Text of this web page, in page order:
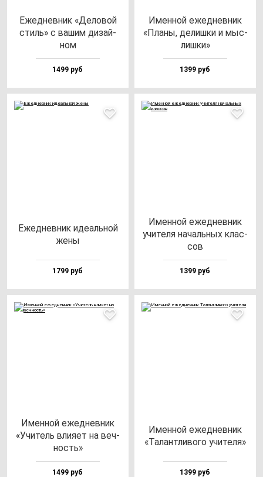
Ежед­нев­ник «Дело­вой
стиль» с ва­шим ди­зай­
ном
1499 руб
Имен­ной ежед­нев­ник
«Пла­ны, де­лиш­ки и мыс­
лиш­ки»
1399 руб
Ежед­нев­ник иде­аль­ной
же­ны
1799 руб
Имен­ной ежед­нев­ник
учи­те­ля на­чаль­ных клас­
сов
1399 руб
Имен­ной ежед­нев­ник
«Учи­тель вли­яет на веч­
ность»
1499 руб
Имен­ной ежед­нев­ник
«Талан­тли­во­го учи­те­ля»
1399 руб